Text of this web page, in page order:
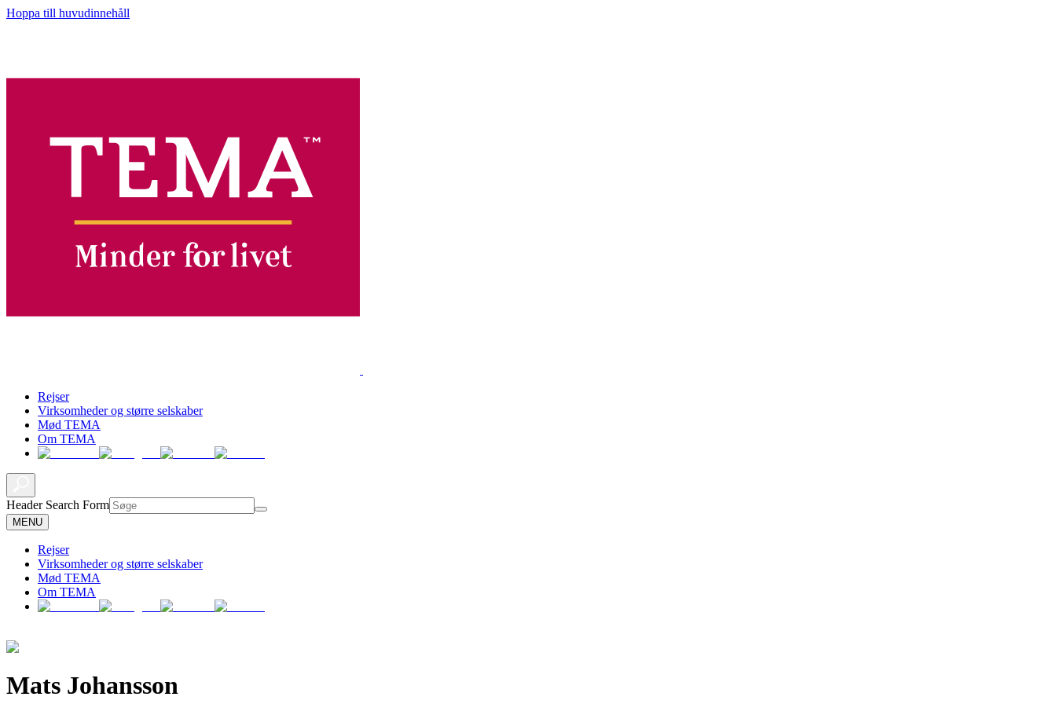
Hoppa till huvudinnehåll
Rejser
Virksomheder og større selskaber
Mød TEMA
Om TEMA
Header Search Form
MENU
Rejser
Virksomheder og større selskaber
Mød TEMA
Om TEMA
Mats Johansson